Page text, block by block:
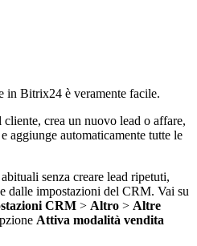
in Bitrix24 è veramente facile.
crea un nuovo lead o affare,
e aggiunge automaticamente tutte le
senza creare lead ripetuti,
dalle impostazioni del CRM. Vai su
CRM > Altro > Altre
Attiva modalità vendita